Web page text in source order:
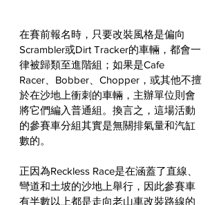
在賽前報名時，只要改裝風格是偏向
Scrambler或Dirt Tracker的車輛，都會一
律被歸類至進階組；如果是Cafe
Racer、Bobber、Chopper，或其他不擅
於在沙地上衝刺的車輛，主辦單位則會
將它們編入普通組。換言之，這場活動
的參賽車分組其實是無關排氣量和汽缸
數的。
正因為Reckless Race是在涵蓋了直線、
彎道和土坡的沙地上舉行，因此參賽車
有半數以上都是走向老山車改裝路線的